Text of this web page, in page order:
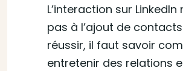
L’interaction sur
pas à l’ajout de
réussir, il faut savoir
entretenir des relations